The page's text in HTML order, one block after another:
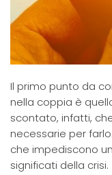
Il primo punto da
nella coppia è
scontato, infatti,
necessarie per
che impediscono
significati della crisi.